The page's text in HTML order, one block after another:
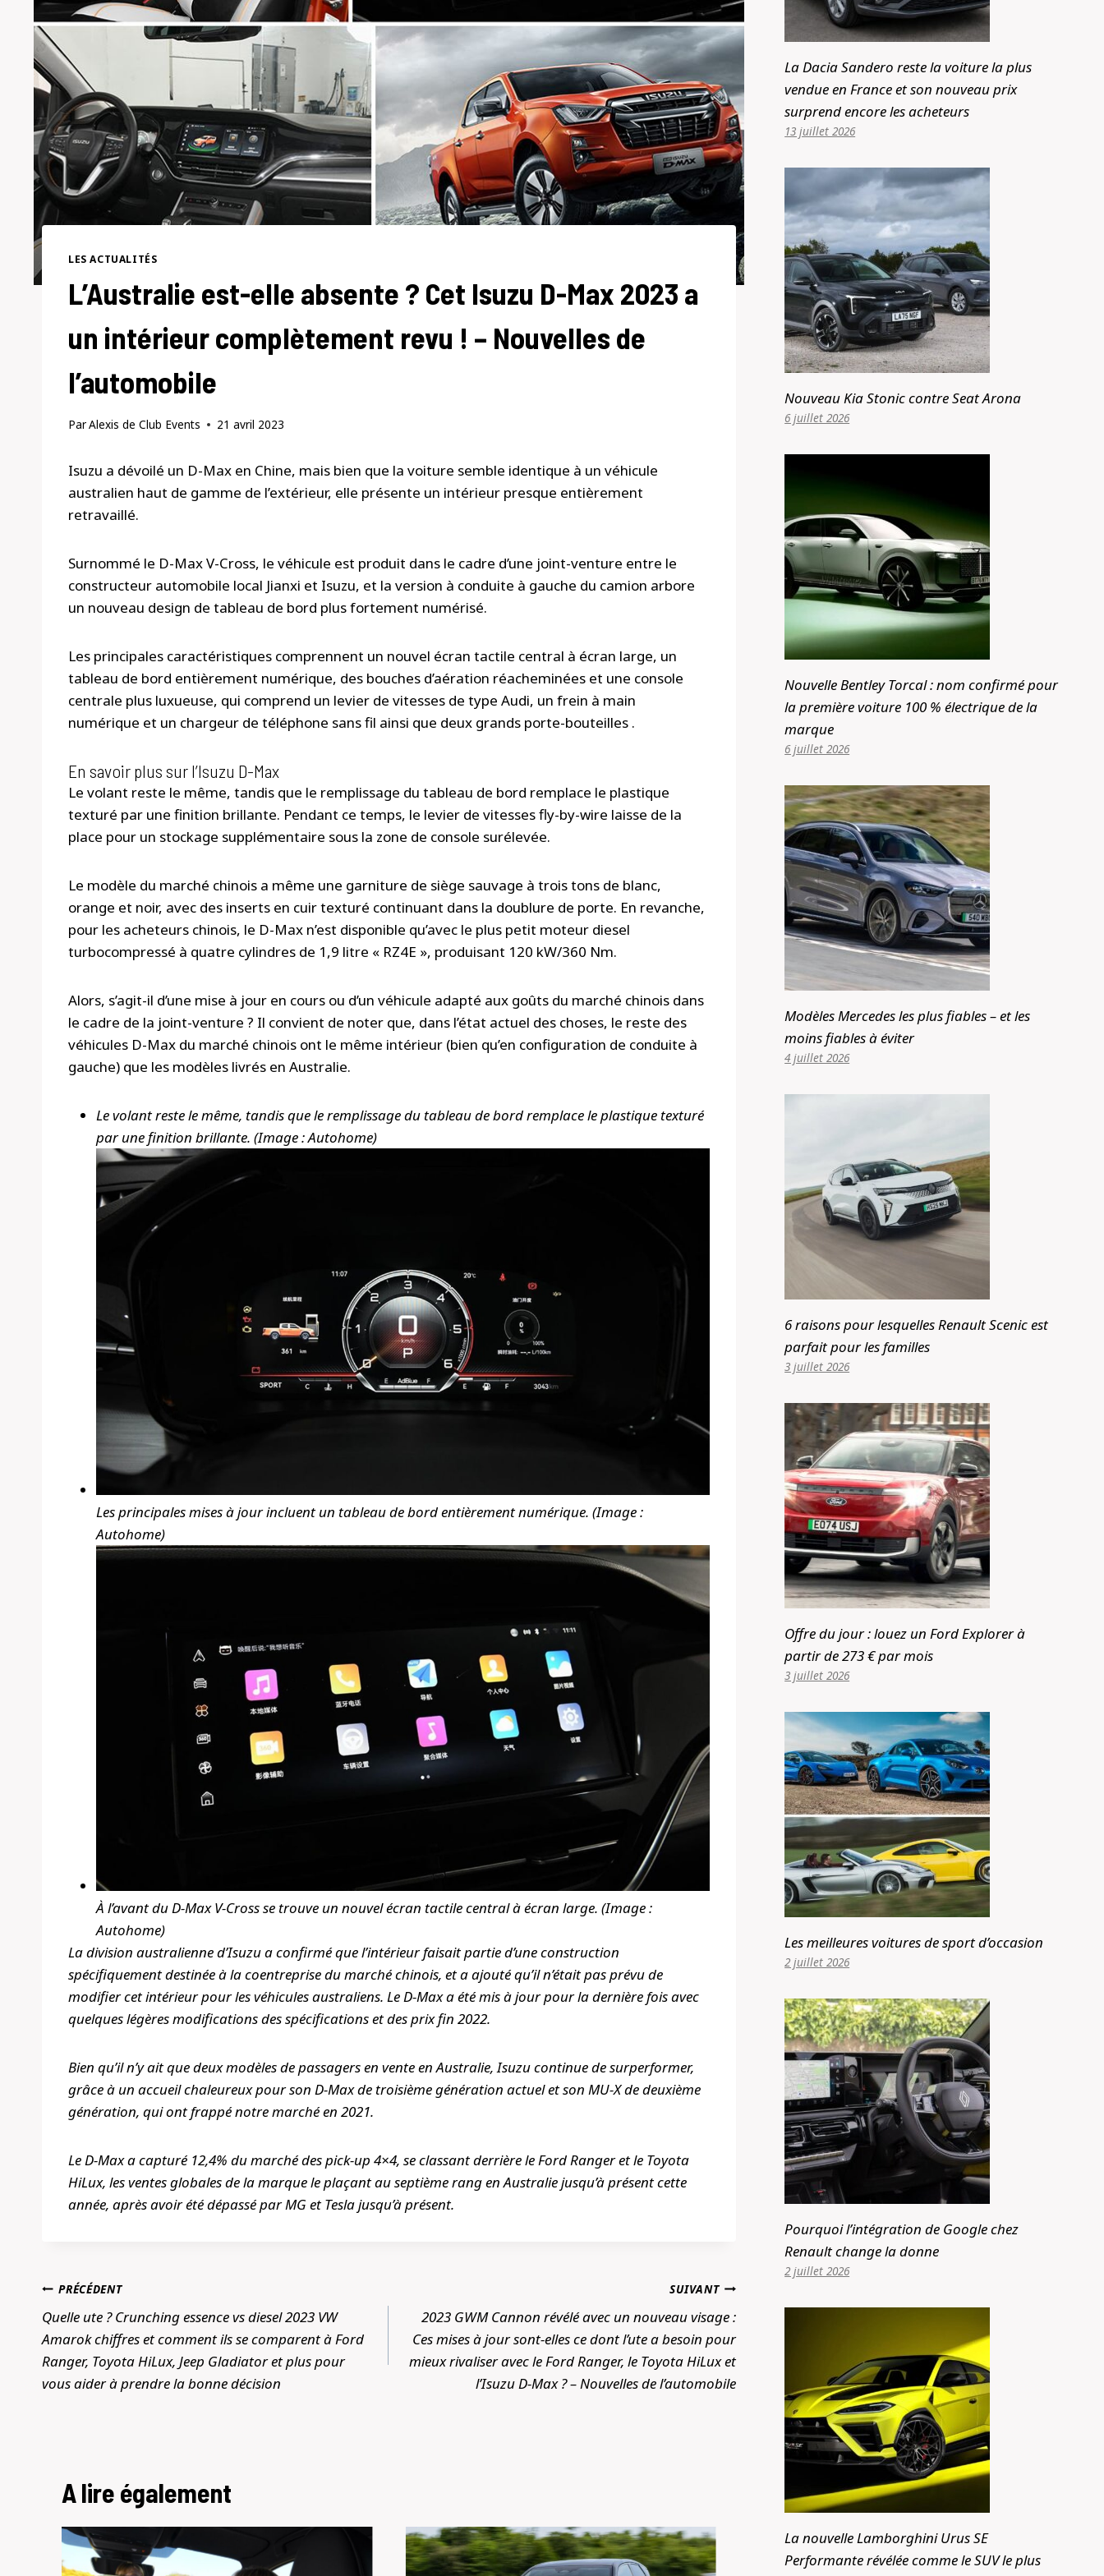
LES ACTUALITÉS
L’Australie est-elle absente ? Cet Isuzu D-Max 2023 a
un intérieur complètement revu ! – Nouvelles de
l’automobile
ParAlexis de Club Events 21 avril 2023
Isuzu a dévoilé un D-Max en Chine, mais bien que la voiture semble identique à un véhicule
australien haut de gamme de l’extérieur, elle présente un intérieur presque entièrement
retravaillé.
Surnommé le D-Max V-Cross, le véhicule est produit dans le cadre d’une joint-venture entre le
constructeur automobile local Jianxi et Isuzu, et la version à conduite à gauche du camion arbore
un nouveau design de tableau de bord plus fortement numérisé.
Les principales caractéristiques comprennent un nouvel écran tactile central à écran large, un
tableau de bord entièrement numérique, des bouches d’aération réacheminées et une console
centrale plus luxueuse, qui comprend un levier de vitesses de type Audi, un frein à main
numérique et un chargeur de téléphone sans fil ainsi que deux grands porte-bouteilles .
En savoir plus sur l’Isuzu D-Max
Le volant reste le même, tandis que le remplissage du tableau de bord remplace le plastique
texturé par une finition brillante. Pendant ce temps, le levier de vitesses fly-by-wire laisse de la
place pour un stockage supplémentaire sous la zone de console surélevée.
Le modèle du marché chinois a même une garniture de siège sauvage à trois tons de blanc,
orange et noir, avec des inserts en cuir texturé continuant dans la doublure de porte. En revanche,
pour les acheteurs chinois, le D-Max n’est disponible qu’avec le plus petit moteur diesel
turbocompressé à quatre cylindres de 1,9 litre « RZ4E », produisant 120 kW/360 Nm.
Alors, s’agit-il d’une mise à jour en cours ou d’un véhicule adapté aux goûts du marché chinois dans
le cadre de la joint-venture ? Il convient de noter que, dans l’état actuel des choses, le reste des
véhicules D-Max du marché chinois ont le même intérieur (bien qu’en configuration de conduite à
gauche) que les modèles livrés en Australie.
Le volant reste le même, tandis que le remplissage du tableau de bord remplace le plastique texturé
par une finition brillante. (Image : Autohome)
Les principales mises à jour incluent un tableau de bord entièrement numérique. (Image :
Autohome)
À l’avant du D-Max V-Cross se trouve un nouvel écran tactile central à écran large. (Image :
Autohome)
La division australienne d’Isuzu a confirmé que l’intérieur faisait partie d’une construction
spécifiquement destinée à la coentreprise du marché chinois, et a ajouté qu’il n’était pas prévu de
modifier cet intérieur pour les véhicules australiens. Le D-Max a été mis à jour pour la dernière fois avec
quelques légères modifications des spécifications et des prix fin 2022.
Bien qu’il n’y ait que deux modèles de passagers en vente en Australie, Isuzu continue de surperformer,
grâce à un accueil chaleureux pour son D-Max de troisième génération actuel et son MU-X de deuxième
génération, qui ont frappé notre marché en 2021.
Le D-Max a capturé 12,4% du marché des pick-up 4×4, se classant derrière le Ford Ranger et le Toyota
HiLux, les ventes globales de la marque le plaçant au septième rang en Australie jusqu’à présent cette
année, après avoir été dépassé par MG et Tesla jusqu’à présent.
Navigation
de
l’article
PRÉCÉDENT
Quelle ute ? Crunching essence vs diesel 2023 VW
Amarok chiffres et comment ils se comparent à Ford
Ranger, Toyota HiLux, Jeep Gladiator et plus pour
vous aider à prendre la bonne décision
SUIVANT
2023 GWM Cannon révélé avec un nouveau visage :
Ces mises à jour sont-elles ce dont l’ute a besoin pour
mieux rivaliser avec le Ford Ranger, le Toyota HiLux et
l’Isuzu D-Max ? – Nouvelles de l’automobile
A lire également
La Dacia Sandero reste la voiture la plus
vendue en France et son nouveau prix
surprend encore les acheteurs
13 juillet 2026
Nouveau Kia Stonic contre Seat Arona
6 juillet 2026
Nouvelle Bentley Torcal : nom confirmé pour
la première voiture 100 % électrique de la
marque
6 juillet 2026
Modèles Mercedes les plus fiables – et les
moins fiables à éviter
4 juillet 2026
6 raisons pour lesquelles Renault Scenic est
parfait pour les familles
3 juillet 2026
Offre du jour : louez un Ford Explorer à
partir de 273 € par mois
3 juillet 2026
Les meilleures voitures de sport d’occasion
2 juillet 2026
Pourquoi l’intégration de Google chez
Renault change la donne
2 juillet 2026
La nouvelle Lamborghini Urus SE
Performante révélée comme le SUV le plus